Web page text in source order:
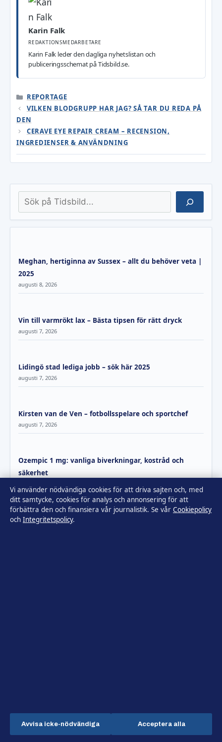
Karin Falk
REDAKTIONSMEDARBETARE
Karin Falk leder den dagliga nyhetslistan och
publiceringsschemat på Tidsbild.se.
KATEGORIER
REPORTAGE
VILKEN BLODGRUPP HAR JAG? SÅ TAR DU REDA PÅ
DEN
CERAVE EYE REPAIR CREAM – RECENSION,
INGREDIENSER & ANVÄNDNING
Sök
Meghan, hertiginna av Sussex – allt du behöver veta |
2025
augusti 8, 2026
Vin till varmrökt lax – Bästa tipsen för rätt dryck
augusti 7, 2026
Lidingö stad lediga jobb – sök här 2025
augusti 7, 2026
Kirsten van de Ven – fotbollsspelare och sportchef
augusti 7, 2026
Ozempic 1 mg: vanliga biverkningar, kostråd och
säkerhet
Lokalt
Vi använder nödvändiga cookies för att driva sajten och, med
ditt samtycke, cookies för analys och annonsering för att
förbättra den och finansiera vår journalistik. Se vår Cookiepolicy
och Integritetspolicy.
Avvisa icke-nödvändiga Acceptera alla